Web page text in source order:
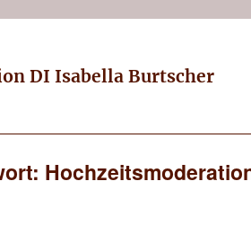
DI Isabella Burtscher